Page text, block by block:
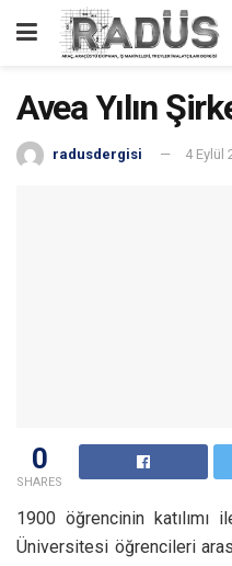
Avea Yılın
radusdergisi 4 Eylül
0
SHARES
1900 öğrencinin katılımı
Üniversitesi öğrencileri